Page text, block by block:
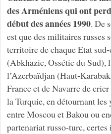
des Arméniens qui ont
début des années 1990. De
est que des militaires russes
territoire de chaque Etat
(Abkhazie, Ossétie du Sud),
l’Azerbaïdjan (Haut-
France et de Navarre de
la Turquie, en détournant
entre Moscou et Bakou ou
partenariat russo-turc,